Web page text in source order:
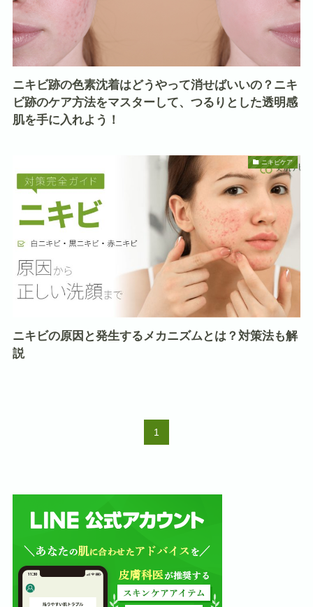
ニキビ跡の色素沈着はどうやって消せばいいの？ニキ
ビ跡のケア方法をマスターして、つるりとした透明感
肌を手に入れよう！
ニキビケア
ニキビの原因と発生するメカニズムとは？対策法も解
説
1